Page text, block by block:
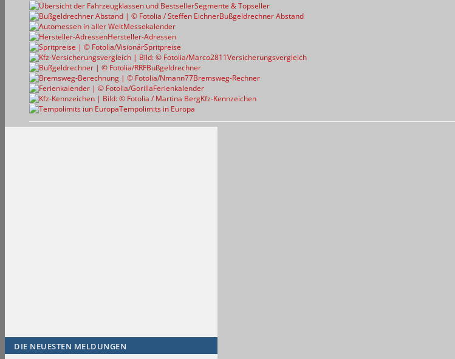
Segmente & Topseller
Bußgeldrechner Abstand
Messekalender
Hersteller-Adressen
Spritpreise
Versicherungsvergleich
Bußgeldrechner
Bremsweg-Rechner
Ferienkalender
Kfz-Kennzeichen
Tempolimits in Europa
DIE NEUESTEN MELDUNGEN